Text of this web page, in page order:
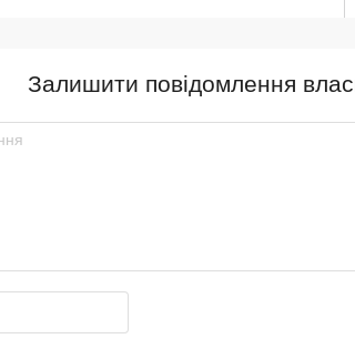
Залишити повідомлення